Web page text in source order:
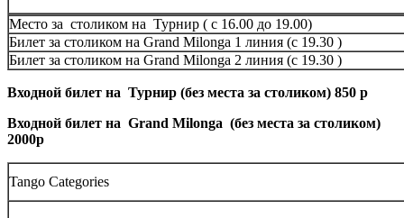
Место за столиком на Турнир ( с 16.00 до 19.00)
Билет за столиком на Grand Milonga 1 линия (c 19.30 )
Билет за столиком на Grand Milonga 2 линия (c 19.30 )
Входной билет на Турнир (без места за столиком) 850 р
Входной билет на Grand Milonga (без места за столиком)
2000р
Tango Categories